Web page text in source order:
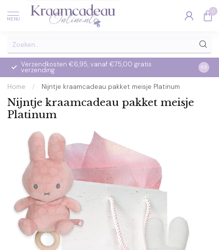
MENU
0
Verzendkosten €6,95, vanaf €75,00 gratis
verzending
Op
9.5
Home / Nijntje kraamcadeau pakket meisje Platinum
Nijntje kraamcadeau pakket meisje
Platinum